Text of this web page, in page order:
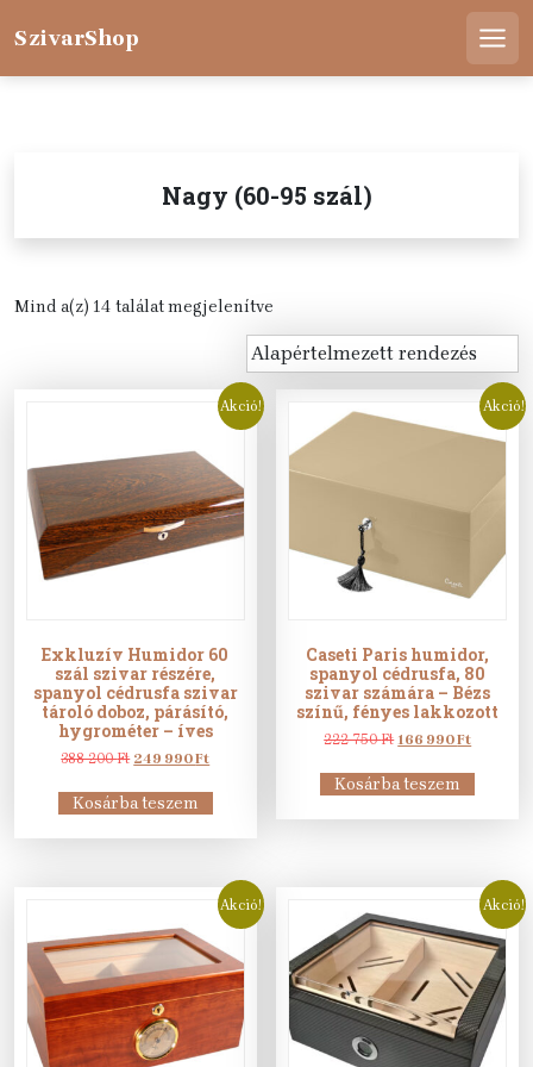
SzivarShop
Nagy (60-95 szál)
Mind a(z) 14 találat megjelenítve
Akció!
Exkluzív Humidor 60
szál szivar részére,
spanyol cédrusfa szivar
tároló doboz, párásító,
hygrométer – íves
388 200Ft Original
was:
388
249 990FtCurrent
is:
249
Kosárba teszem
Akció!
Caseti Paris humidor,
spanyol cédrusfa, 80
szivar számára – Bézs
színű, fényes lakkozott
222 750Ft Original
was:
222
166 990FtCurrent
is:
166
Kosárba teszem
Akció! Akció!